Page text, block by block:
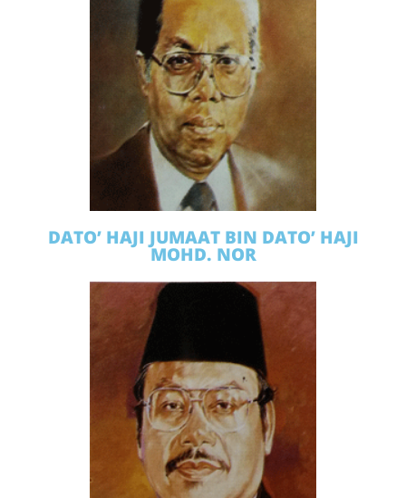
DATO’ HAJI JUMAAT BIN DATO’ HAJI
MOHD. NOR